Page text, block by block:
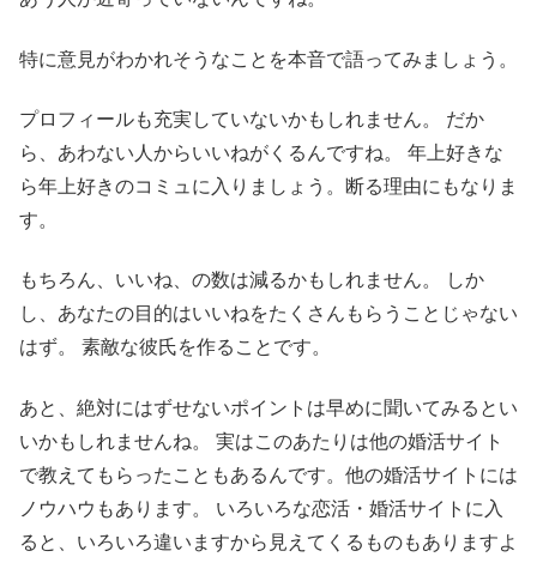
特に意見がわかれそうなことを本音で語ってみましょう。
プロフィールも充実していないかもしれません。 だか
ら、あわない人からいいねがくるんですね。 年上好きな
ら年上好きのコミュに入りましょう。断る理由にもなりま
す。
もちろん、いいね、の数は減るかもしれません。 しか
し、あなたの目的はいいねをたくさんもらうことじゃない
はず。 素敵な彼氏を作ることです。
あと、絶対にはずせないポイントは早めに聞いてみるとい
いかもしれませんね。 実はこのあたりは他の婚活サイト
で教えてもらったこともあるんです。他の婚活サイトには
ノウハウもあります。 いろいろな恋活・婚活サイトに入
ると、いろいろ違いますから見えてくるものもありますよ